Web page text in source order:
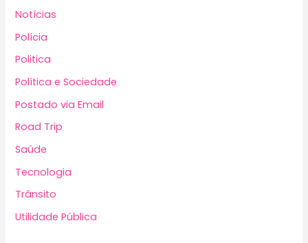
Notícias
Polícia
Politica
Política e Sociedade
Postado via Email
Road Trip
Saúde
Tecnologia
Trânsito
Utilidade Pública